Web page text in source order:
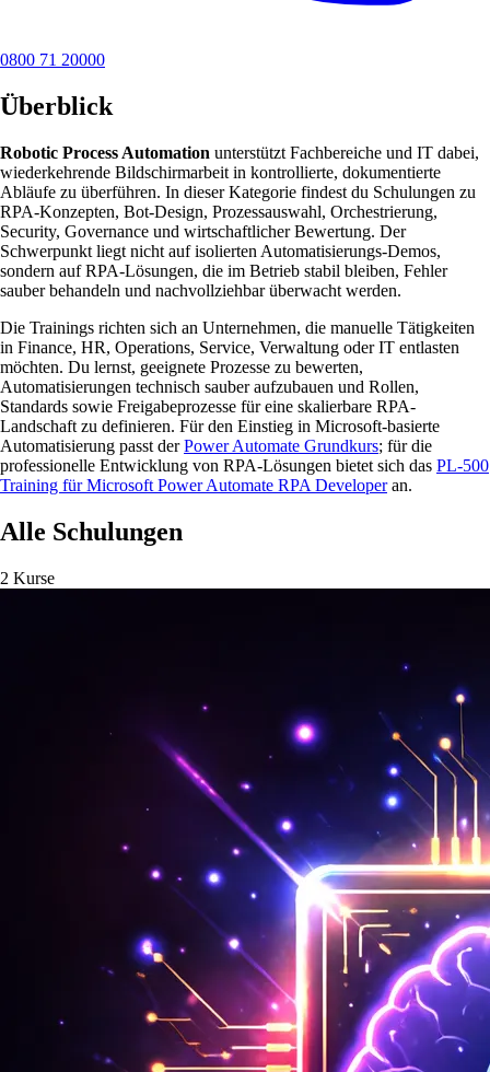
0800 71 20000
Überblick
Robotic Process Automation unterstützt Fachbereiche und IT dabei,
wiederkehrende Bildschirmarbeit in kontrollierte, dokumentierte
Abläufe zu überführen. In dieser Kategorie findest du Schulungen zu
RPA-Konzepten, Bot-Design, Prozessauswahl, Orchestrierung,
Security, Governance und wirtschaftlicher Bewertung. Der
Schwerpunkt liegt nicht auf isolierten Automatisierungs-Demos,
sondern auf RPA-Lösungen, die im Betrieb stabil bleiben, Fehler
sauber behandeln und nachvollziehbar überwacht werden.
Die Trainings richten sich an Unternehmen, die manuelle Tätigkeiten
in Finance, HR, Operations, Service, Verwaltung oder IT entlasten
möchten. Du lernst, geeignete Prozesse zu bewerten,
Automatisierungen technisch sauber aufzubauen und Rollen,
Standards sowie Freigabeprozesse für eine skalierbare RPA-
Landschaft zu definieren. Für den Einstieg in Microsoft-basierte
Automatisierung passt derPower Automate Grundkurs; für die
professionelle Entwicklung von RPA-Lösungen bietet sich das PL-500
Training für Microsoft Power Automate RPA Developeran.
Alle Schulungen
2 Kurse